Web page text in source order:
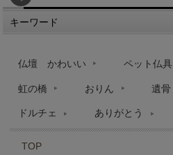
キーワード
仏壇 かわいい ペット仏具
虹の橋 おりん 遺骨
ドルチェ ありがとう
TOP